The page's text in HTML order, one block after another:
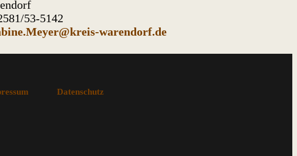
53-5142
warendorf.de
Datenschutz